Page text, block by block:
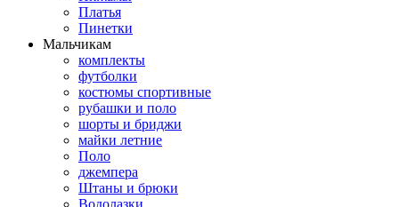
Платья
Пинетки
Мальчикам
комплекты
футболки
костюмы спортивные
рубашки и поло
шорты и бриджи
майки летние
Поло
джемпера
Штаны и брюки
Водолазки